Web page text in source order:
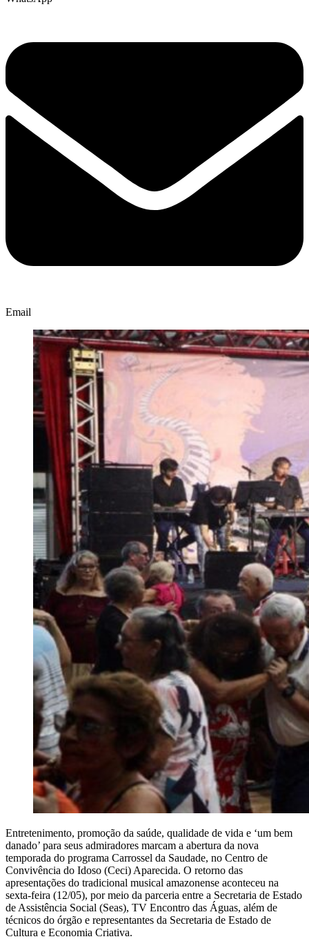
Email
Entretenimento, promoção da saúde, qualidade de vida e ‘um bem
danado’ para seus admiradores marcam a abertura da nova
temporada do programa Carrossel da Saudade, no Centro de
Convivência do Idoso (Ceci) Aparecida. O retorno das
apresentações do tradicional musical amazonense aconteceu na
sexta-feira (12/05), por meio da parceria entre a Secretaria de Estado
de Assistência Social (Seas), TV Encontro das Águas, além de
técnicos do órgão e representantes da Secretaria de Estado de
Cultura e Economia Criativa.